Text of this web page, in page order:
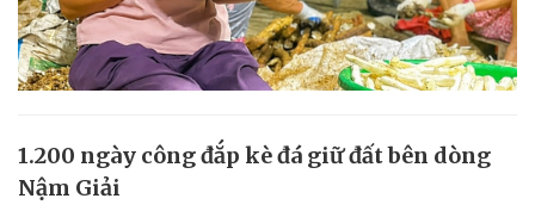
1.200 ngày công đắp kè đá giữ đất bên dòng
Nậm Giải